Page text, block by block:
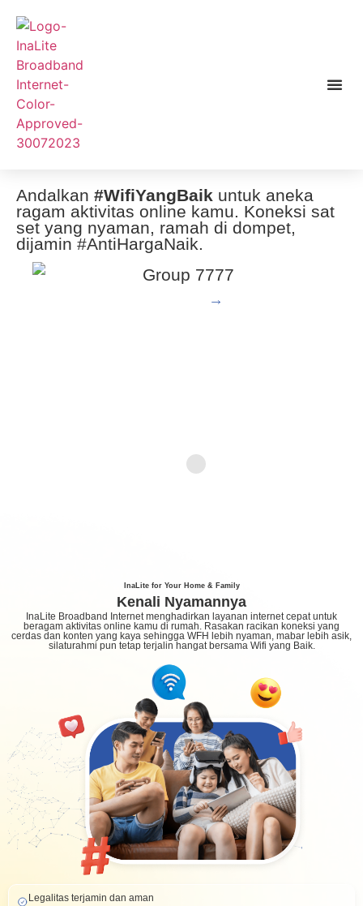
Andalkan #WifiYangBaik untuk aneka
ragam aktivitas online kamu. Koneksi sat
set yang nyaman, ramah di dompet,
dijamin #AntiHargaNaik.
InaLite for Your Home & Family
Kenali Nyamannya
InaLite Broadband Internet menghadirkan layanan internet cepat untuk
beragam aktivitas online kamu di rumah. Rasakan racikan koneksi yang
cerdas dan konten yang kaya sehingga WFH lebih nyaman, mabar lebih asik,
silaturahmi pun tetap terjalin hangat bersama Wifi yang Baik.
Legalitas terjamin dan aman